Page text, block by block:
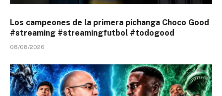
Los campeones de la primera pichanga Choco Good
#streaming #streamingfutbol #todogood
08/08/2026